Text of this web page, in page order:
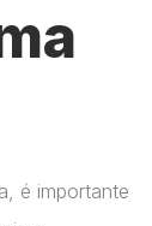
é importante